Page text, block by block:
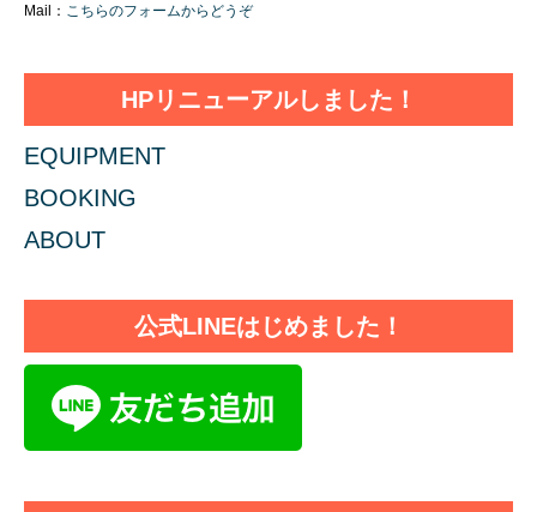
Mail： こちらのフォームからどうぞ
HPリニューアルしました！
EQUIPMENT
BOOKING
ABOUT
公式LINEはじめました！